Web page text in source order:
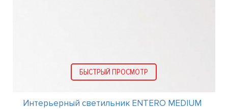
БЫСТРЫЙ ПРОСМОТР
Интерьерный светильник ENTERO MEDIUM